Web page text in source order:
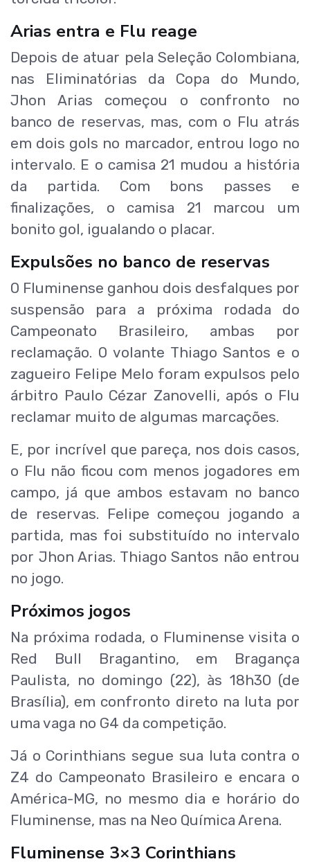
Arias entra e Flu reage
Depois de atuar pela Seleção Colombiana,
nas Eliminatórias da Copa do Mundo,
Jhon Arias começou o confronto no
banco de reservas, mas, com o Flu atrás
em dois gols no marcador, entrou logo no
intervalo. E o camisa 21 mudou a história
da partida. Com bons passes e
finalizações, o camisa 21 marcou um
bonito gol, igualando o placar.
Expulsões no banco de reservas
O Fluminense ganhou dois desfalques por
suspensão para a próxima rodada do
Campeonato Brasileiro, ambas por
reclamação. O volante Thiago Santos e o
zagueiro Felipe Melo foram expulsos pelo
árbitro Paulo Cézar Zanovelli, após o Flu
reclamar muito de algumas marcações.
E, por incrível que pareça, nos dois casos,
o Flu não ficou com menos jogadores em
campo, já que ambos estavam no banco
de reservas. Felipe começou jogando a
partida, mas foi substituído no intervalo
por Jhon Arias. Thiago Santos não entrou
no jogo.
Próximos jogos
Na próxima rodada, o Fluminense visita o
Red Bull Bragantino, em Bragança
Paulista, no domingo (22), às 18h30 (de
Brasília), em confronto direto na luta por
uma vaga no G4 da competição.
Já o Corinthians segue sua luta contra o
Z4 do Campeonato Brasileiro e encara o
América-MG, no mesmo dia e horário do
Fluminense, mas na Neo Química Arena.
Fluminense 3×3 Corinthians